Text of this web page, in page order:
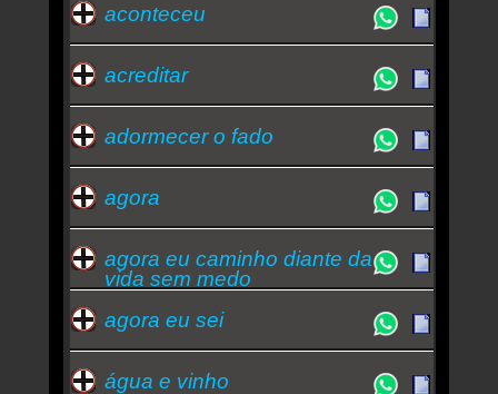
aconteceu
acreditar
adormecer o fado
agora
agora eu caminho diante da
vida sem medo
agora eu sei
água e vinho